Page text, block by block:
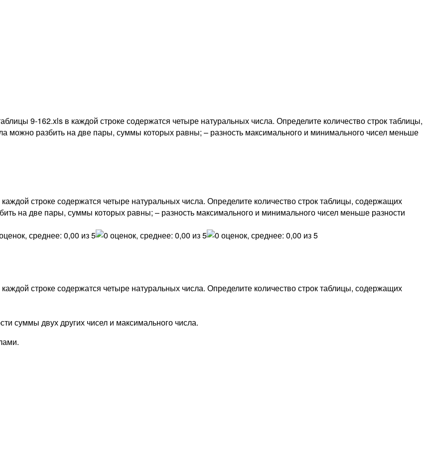
9-162.xls в каждой строке содержатся четыре натуральных числа. Определите количество строк таблицы,
можно разбить на две пары, суммы которых равны; – разность максимального и минимального чисел меньше
строке содержатся четыре натуральных числа. Определите количество строк таблицы, содержащих
на две пары, суммы которых равны; – разность максимального и минимального чисел меньше разности
каждой строке содержатся четыре натуральных числа. Определите количество строк таблицы, содержащих
суммы двух других чисел и максимального числа.